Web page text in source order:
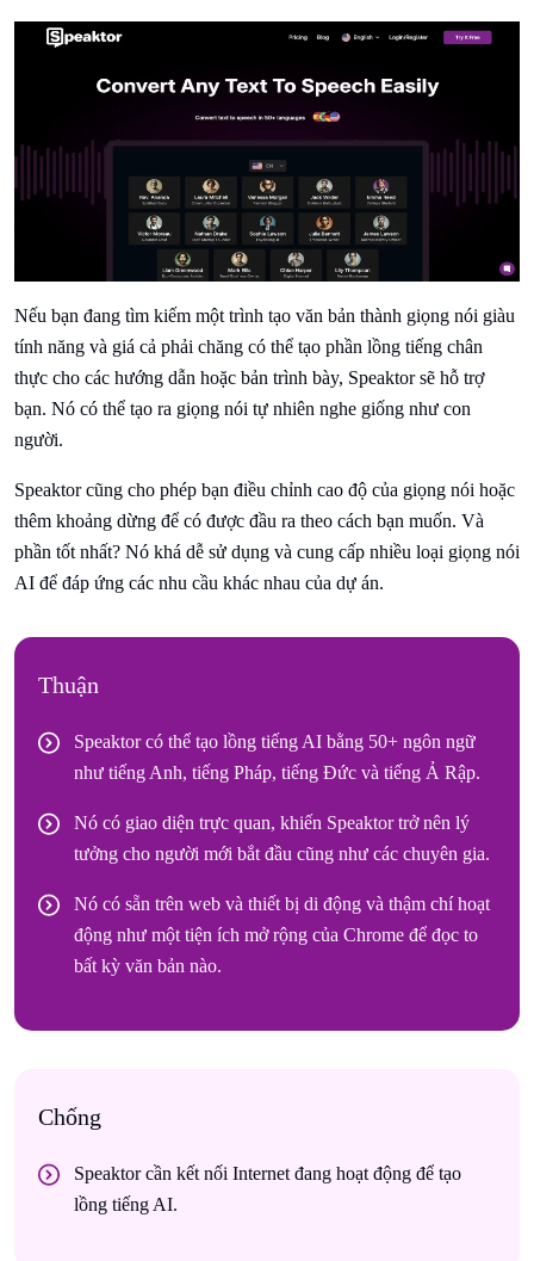
Nếu bạn đang tìm kiếm một trình tạo văn bản thành giọng nói giàu
tính năng và giá cả phải chăng có thể tạo phần lồng tiếng chân
thực cho các hướng dẫn hoặc bản trình bày, Speaktor sẽ hỗ trợ
bạn. Nó có thể tạo ra giọng nói tự nhiên nghe giống như con
người.
Speaktor cũng cho phép bạn điều chỉnh cao độ của giọng nói hoặc
thêm khoảng dừng để có được đầu ra theo cách bạn muốn. Và
phần tốt nhất? Nó khá dễ sử dụng và cung cấp nhiều loại giọng nói
AI để đáp ứng các nhu cầu khác nhau của dự án.
Thuận
Speaktor có thể tạo lồng tiếng AI bằng 50+ ngôn ngữ
như tiếng Anh, tiếng Pháp, tiếng Đức và tiếng Ả Rập.
Nó có giao diện trực quan, khiến Speaktor trở nên lý
tưởng cho người mới bắt đầu cũng như các chuyên gia.
Nó có sẵn trên web và thiết bị di động và thậm chí hoạt
động như một tiện ích mở rộng của Chrome để đọc to
bất kỳ văn bản nào.
Chống
Speaktor cần kết nối Internet đang hoạt động để tạo
lồng tiếng AI.